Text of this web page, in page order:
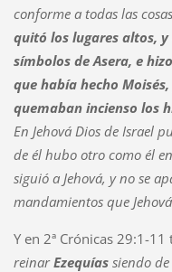
conforme a todas las
quitó los lugares altos,
símbolos de Asera, e
que había hecho
quemaban incienso los
En Jehová Dios de Israel
de él hubo otro como él
siguió a Jehová, y no se
mandamientos que
Y en 2ª Crónicas 29:1-
reinarEzequíassiendo de